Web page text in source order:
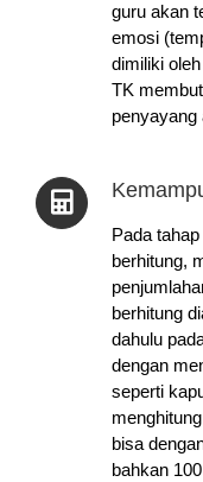
guru akan
emosi
dimiliki
TK
penyayang
Pada
berhitung,
berhitung
dahulu
dengan
seperti
bisa
bahkan